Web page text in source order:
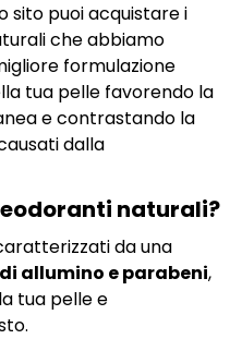
sito puoi acquistare i
che abbiamo
formulazione
tua pelle favorendo la
e contrastando la
dalla
naturali?
da una
allumino e parabeni,
tua pelle e